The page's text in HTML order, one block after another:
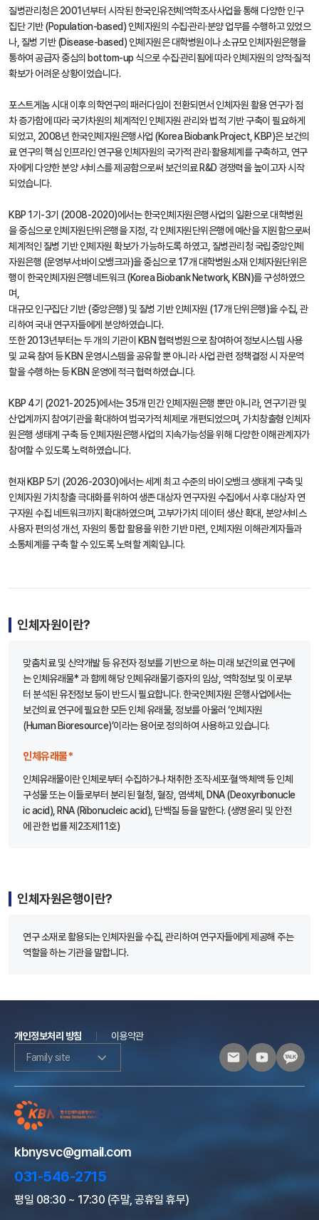
질병관리청은 2001년부터 시작된 한국인유전체역학조사사업을 통해 다양한 인구
집단 기반 (Population-based) 인체자원의 수집·관리·분양 업무를 수행하고 있었으
나, 질병 기반 (Disease-based) 인체자원은 대학병원이나 소규모 인체자원은행을
통하여 공급자 중심의 bottom-up 식으로 수집·관리됨에 따라 인체자원의 양적·질적
확보가 어려운 상황이었습니다.
포스트게놈 시대 이후 의학연구의 패러다임이 전환되면서 인체자원 활용 연구가 점
차 증가함에 따라 국가차원의 체계적인 인체자원 관리와 법적 기반 구축이 필요하게
되었고, 2008년 한국인체자원은행사업 (Korea Biobank Project, KBP)은 보건의
료 연구의 핵심 인프라인 연구용 인체자원의 국가적 관리·활용체계를 구축하고, 연구
자에게 다양한 분양 서비스를 제공함으로써 보건의료 R&D 경쟁력을 높이고자 시작
되었습니다.
KBP 1기-3기 (2008-2020)에서는 한국인체자원은행사업의 일환으로 대학병원
을 중심으로 인체자원단위은행을 지정, 각 인체자원단위은행에 예산을 지원함으로써
체계적인 질병 기반 인체자원 확보가 가능하도록 하였고, 질병관리청 국립중앙인체
자원은행 (운영부서:바이오뱅크과)을 중심으로 17개 대학병원소재 인체자원단위은
행이 한국인체자원은행네트워크 (Korea Biobank Network, KBN)를 구성하였으
며,
대규모 인구집단 기반 (중앙은행) 및 질병 기반 인체자원 (17개 단위은행)을 수집, 관
리하여 국내 연구자들에게 분양하였습니다.
또한 2013년부터는 두 개의 기관이 KBN 협력병원으로 참여하여 정보시스템 사용
및 교육 참여 등 KBN 운영시스템을 공유할 뿐 아니라 사업 관련 정책결정 시 자문역
할을 수행하는 등 KBN 운영에 적극 협력하였습니다.
KBP 4기 (2021-2025)에서는 35개 민간 인체자원은행 뿐만 아니라, 연구기관 및
산업계까지 참여기관을 확대하여 범국가적 체제로 개편되었으며, 가치창출형 인체자
원은행 생태계 구축 등 인체자원은행사업의 지속가능성을 위해 다양한 이해관계자가
참여할 수 있도록 노력하였습니다.
현재 KBP 5기 (2026-2030)에서는 세계 최고 수준의 바이오뱅크 생태계 구축 및
인체자원 가치창출 극대화를 위하여 생존 대상자 연구자원 수집에서 사후 대상자 연
구자원 수집 네트워크까지 확대하였으며, 고부가가치 데이터 생산 확대, 분양서비스
사용자 편의성 개선, 자원의 통합 활용을 위한 기반 마련, 인체자원 이해관계자들과
소통체계를 구축 할 수 있도록 노력할 계획입니다.
인체자원이란?
맞춤치료 및 신약개발 등 유전자 정보를 기반으로 하는 미래 보건의료 연구에
는 인체유래물* 과 함께 해당 인체유래물기증자의 임상, 역학정보 및 이로부
터 분석된 유전정보 등이 반드시 필요합니다. 한국인체자원 은행사업에서는
보건의료 연구에 필요한 모든 인체 유래물, 정보를 아울러 ‘인체자원
(Human Bioresource)’이라는 용어로 정의하여 사용하고 있습니다.
인체유래물*
인체유래물이란 인체로부터 수집하거나 채취한 조직·세포·혈액·체액 등 인체
구성물 또는 이들로부터 분리된 혈청, 혈장, 염색체, DNA (Deoxyribonucle
ic acid), RNA (Ribonucleic acid), 단백질 등을 말한다. (생명윤리 및 안전
에 관한 법률 제2조제11호)
인체자원은행이란?
연구 소재로 활용되는 인체자원을 수집, 관리하여 연구자들에게 제공해 주는
역할을 하는 기관을 말합니다.
개인정보처리 방침
이용약관
Family site
kbnysvc@gmail.com
031-546-2715
평일 08:30 ~ 17:30 (주말, 공휴일 휴무)